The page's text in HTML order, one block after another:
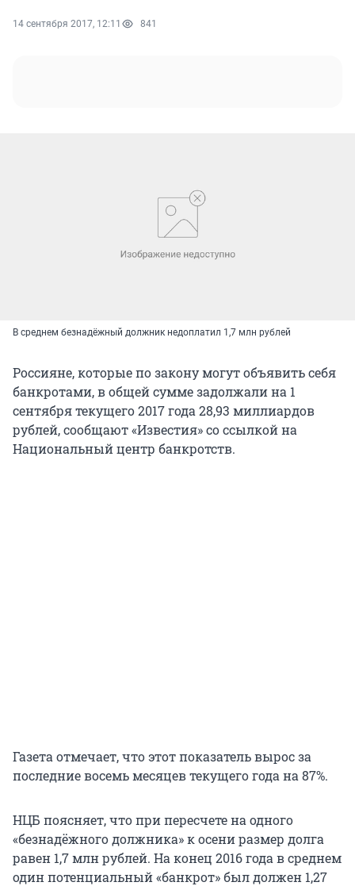
14 сентября 2017, 12:11 841
В среднем безнадёжный должник недоплатил 1,7 млн рублей
Россияне, которые по закону могут объявить себя
банкротами, в общей сумме задолжали на 1
сентября текущего 2017 года 28,93 миллиардов
рублей, сообщают «Известия» со ссылкой на
Национальный центр банкротств.
Газета отмечает, что этот показатель вырос за
последние восемь месяцев текущего года на 87%.
НЦБ поясняет, что при пересчете на одного
«безнадёжного должника» к осени размер долга
равен 1,7 млн рублей. На конец 2016 года в среднем
один потенциальный «банкрот» был должен 1,27